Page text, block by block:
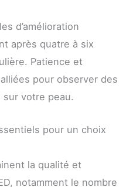
d’amélioration
après quatre à six
Patience et
pour observer des
votre peau.
pour un choix
la qualité et
notamment le nombre